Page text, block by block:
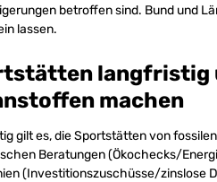
betroffen sind. Bund und
lassen.
langfristig
machen
gilt es, die Sportstätten von
Beratungen (Ökochecks/
(Investitionszuschüsse/zinslose